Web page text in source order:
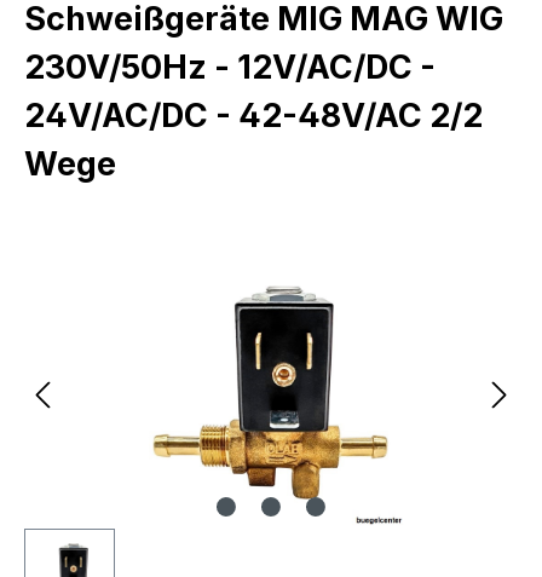
Schweißgeräte MIG MAG WIG
230V/50Hz - 12V/AC/DC -
24V/AC/DC - 42-48V/AC 2/2
Wege